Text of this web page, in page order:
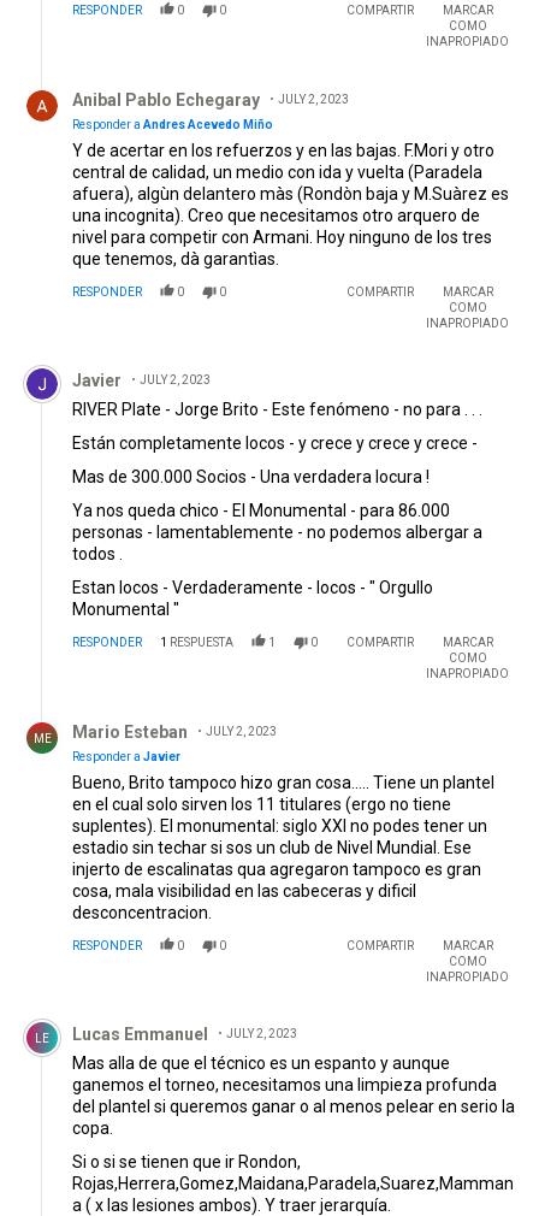
RESPONDER 0 0 COMPARTIR
MARCAR
COMO
INAPROPIADO
Anibal Pablo Echegaray
JULY 2, 2023
Responder a Andres Acevedo Miño
Y de acertar en los refuerzos y en las bajas. F.Mori y otro
central de calidad, un medio con ida y vuelta (Paradela
afuera), algùn delantero màs (Rondòn baja y M.Suàrez es
una incognita). Creo que necesitamos otro arquero de
nivel para competir con Armani. Hoy ninguno de los tres
que tenemos, dà garantìas.
RESPONDER 0 0 COMPARTIR
MARCAR
COMO
INAPROPIADO
Comentario de Javier.
Javier JULY 2, 2023
RIVER Plate - Jorge Brito - Este fenómeno - no para . . .
Están completamente locos - y crece y crece y crece -
Mas de 300.000 Socios - Una verdadera locura !
Ya nos queda chico - El Monumental - para 86.000
personas - lamentablemente - no podemos albergar a
todos .
Estan locos - Verdaderamente - locos - " Orgullo
Monumental "
RESPONDER 1 RESPUESTA 1 0 COMPARTIR
MARCAR
COMO
INAPROPIADO
ME Mario Esteban
JULY 2, 2023
Responder a Javier
Bueno, Brito tampoco hizo gran cosa..... Tiene un plantel
en el cual solo sirven los 11 titulares (ergo no tiene
suplentes). El monumental: siglo XXI no podes tener un
estadio sin techar si sos un club de Nivel Mundial. Ese
injerto de escalinatas qua agregaron tampoco es gran
cosa, mala visibilidad en las cabeceras y dificil
desconcentracion.
RESPONDER 0 0 COMPARTIR
MARCAR
COMO
INAPROPIADO
Comentario de Lucas Emmanuel.
LE Lucas Emmanuel JULY 2, 2023
Mas alla de que el técnico es un espanto y aunque
ganemos el torneo, necesitamos una limpieza profunda
del plantel si queremos ganar o al menos pelear en serio la
copa.
Si o si se tienen que ir Rondon,
Rojas,Herrera,Gomez,Maidana,Paradela,Suarez,Mamman
a ( x las lesiones ambos). Y traer jerarquía.